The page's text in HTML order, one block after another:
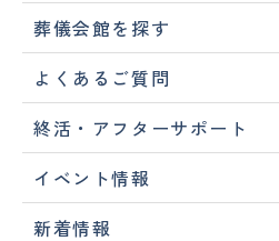
葬儀会館を探す
よくあるご質問
終活・アフターサポート
イベント情報
新着情報